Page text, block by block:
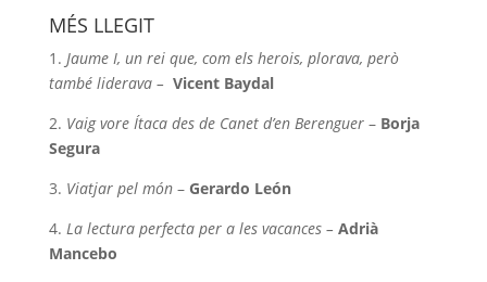
MÉS LLEGIT
1. Jaume I, un rei que, com els herois, plorava, però
també liderava – Vicent Baydal
2. Vaig vore Ítaca des de Canet d’en Berenguer – Borja
Segura
3. Viatjar pel món – Gerardo León
4. La lectura perfecta per a les vacances – Adrià
Mancebo